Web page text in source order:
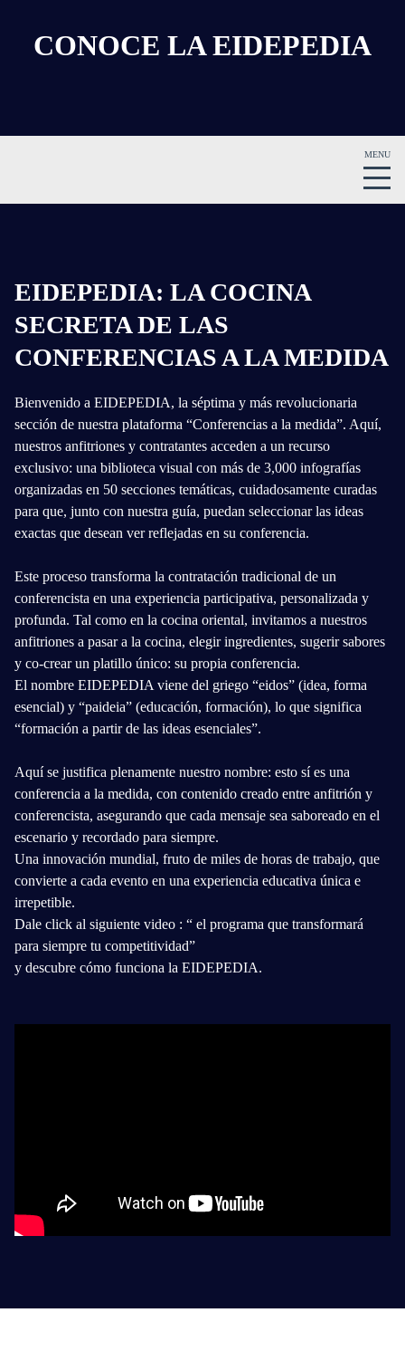
CONOCE LA EIDEPEDIA
EIDEPEDIA: LA COCINA
SECRETA DE LAS
CONFERENCIAS A LA MEDIDA
Bienvenido a EIDEPEDIA, la séptima y más revolucionaria
sección de nuestra plataforma “Conferencias a la medida”. Aquí,
nuestros anfitriones y contratantes acceden a un recurso
exclusivo: una biblioteca visual con más de 3,000 infografías
organizadas en 50 secciones temáticas, cuidadosamente curadas
para que, junto con nuestra guía, puedan seleccionar las ideas
exactas que desean ver reflejadas en su conferencia.
Este proceso transforma la contratación tradicional de un
conferencista en una experiencia participativa, personalizada y
profunda. Tal como en la cocina oriental, invitamos a nuestros
anfitriones a pasar a la cocina, elegir ingredientes, sugerir sabores
y co-crear un platillo único: su propia conferencia.
El nombre EIDEPEDIA viene del griego “eidos” (idea, forma
esencial) y “paideia” (educación, formación), lo que significa
“formación a partir de las ideas esenciales”.
Aquí se justifica plenamente nuestro nombre: esto sí es una
conferencia a la medida, con contenido creado entre anfitrión y
conferencista, asegurando que cada mensaje sea saboreado en el
escenario y recordado para siempre.
Una innovación mundial, fruto de miles de horas de trabajo, que
convierte a cada evento en una experiencia educativa única e
irrepetible.
Dale click al siguiente video : “ el programa que transformará
para siempre tu competitividad”
y descubre cómo funciona la EIDEPEDIA.